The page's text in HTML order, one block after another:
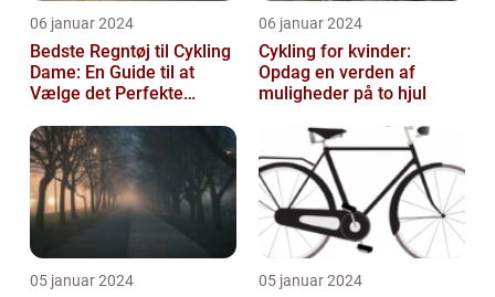
06 januar 2024
Bedste Regntøj til Cykling
Dame: En Guide til at
Vælge det Perfekte
unde...
06 januar 2024
Cykling for kvinder:
Opdag en verden af
muligheder på to hjul
05 januar 2024 05 januar 2024